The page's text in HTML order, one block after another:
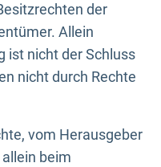
der
Allein
ist nicht der Schluss
nicht durch Rechte
vom Herausgeber
beim